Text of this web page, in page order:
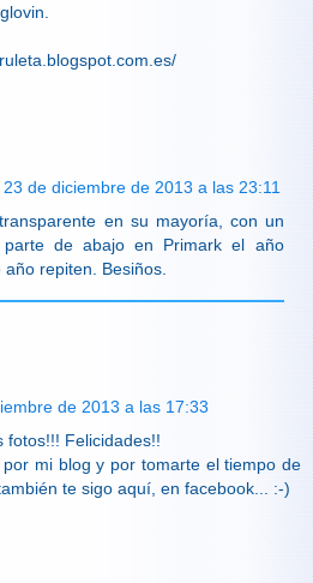
23 de diciembre de 2013 a las 23:11
en su mayoría, con un
de abajo en Primark el año
repiten. Besiños.
de 2013 a las 17:33
fotos!!! Felicidades!!
mi blog y por tomarte el tiempo de
te sigo aquí, en facebook... :-)